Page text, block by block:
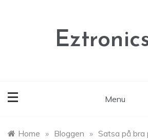
Menu
Home » Bloggen » Satsa på